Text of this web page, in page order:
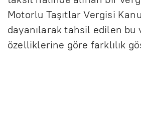
Motorlu Taşıtlar Vergisi
dayanılarak tahsil edilen bu
özelliklerine göre farklılık